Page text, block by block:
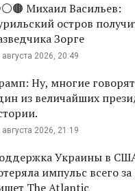
Михаил Васильев:
остров
Зорге
августа 2026, 20:49
Ну, многие
из величайших
августа 2026, 21:19
Украины в
импульс всего
The Atlantic